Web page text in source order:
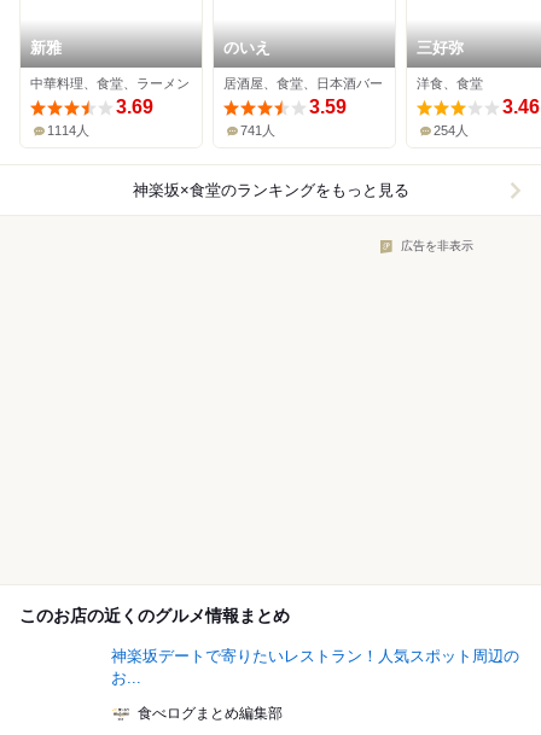
新雅
中華料理、食堂、ラーメン
3.69
1114人
のいえ
居酒屋、食堂、日本酒バー
3.59
741人
三好弥
洋食、食堂
3.46
254人
神楽坂×食堂のランキングをもっと見る
広告を非表示
このお店の近くのグルメ情報まとめ
神楽坂デートで寄りたいレストラン！人気スポット周辺の
お...
食べログまとめ編集部